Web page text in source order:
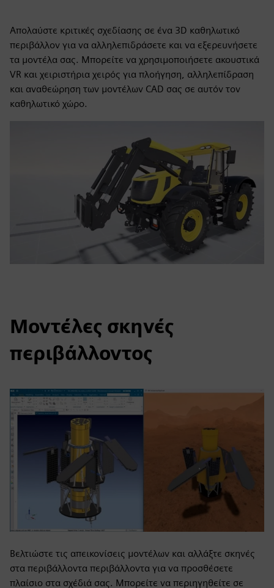
Απολαύστε κριτικές σχεδίασης σε ένα 3D καθηλωτικό
περιβάλλον για να αλληλεπιδράσετε και να εξερευνήσετε
τα μοντέλα σας. Μπορείτε να χρησιμοποιήσετε ακουστικά
VR και χειριστήρια χειρός για πλοήγηση, αλληλεπίδραση
και αναθεώρηση των μοντέλων CAD σας σε αυτόν τον
καθηλωτικό χώρο.
Μοντέλες σκηνές
περιβάλλοντος
Βελτιώστε τις απεικονίσεις μοντέλων και αλλάξτε σκηνές
στα περιβάλλοντα περιβάλλοντα για να προσθέσετε
πλαίσιο στα σχέδιά σας. Μπορείτε να περιηγηθείτε σε